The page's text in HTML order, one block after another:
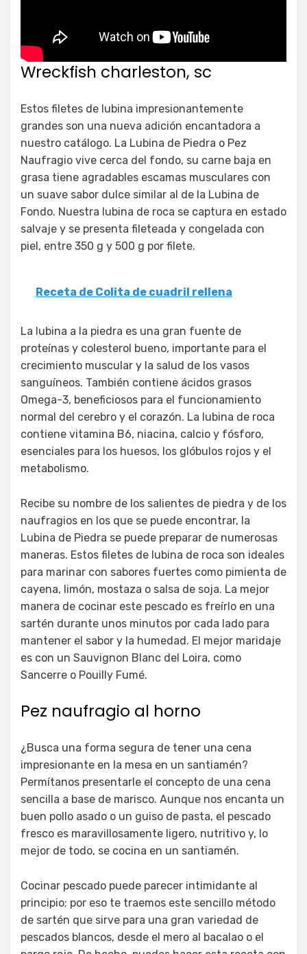
Wreckfish charleston, sc
Estos filetes de lubina impresionantemente
grandes son una nueva adición encantadora a
nuestro catálogo. La Lubina de Piedra o Pez
Naufragio vive cerca del fondo, su carne baja en
grasa tiene agradables escamas musculares con
un suave sabor dulce similar al de la Lubina de
Fondo. Nuestra lubina de roca se captura en estado
salvaje y se presenta fileteada y congelada con
piel, entre 350 g y 500 g por filete.
Receta de Colita de cuadril rellena
La lubina a la piedra es una gran fuente de
proteínas y colesterol bueno, importante para el
crecimiento muscular y la salud de los vasos
sanguíneos. También contiene ácidos grasos
Omega-3, beneficiosos para el funcionamiento
normal del cerebro y el corazón. La lubina de roca
contiene vitamina B6, niacina, calcio y fósforo,
esenciales para los huesos, los glóbulos rojos y el
metabolismo.
Recibe su nombre de los salientes de piedra y de los
naufragios en los que se puede encontrar, la
Lubina de Piedra se puede preparar de numerosas
maneras. Estos filetes de lubina de roca son ideales
para marinar con sabores fuertes como pimienta de
cayena, limón, mostaza o salsa de soja. La mejor
manera de cocinar este pescado es freírlo en una
sartén durante unos minutos por cada lado para
mantener el sabor y la humedad. El mejor maridaje
es con un Sauvignon Blanc del Loira, como
Sancerre o Pouilly Fumé.
Pez naufragio al horno
¿Busca una forma segura de tener una cena
impresionante en la mesa en un santiamén?
Permítanos presentarle el concepto de una cena
sencilla a base de marisco. Aunque nos encanta un
buen pollo asado o un guiso de pasta, el pescado
fresco es maravillosamente ligero, nutritivo y, lo
mejor de todo, se cocina en un santiamén.
Cocinar pescado puede parecer intimidante al
principio; por eso te traemos este sencillo método
de sartén que sirve para una gran variedad de
pescados blancos, desde el mero al bacalao o el